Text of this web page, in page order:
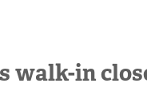
walk-in